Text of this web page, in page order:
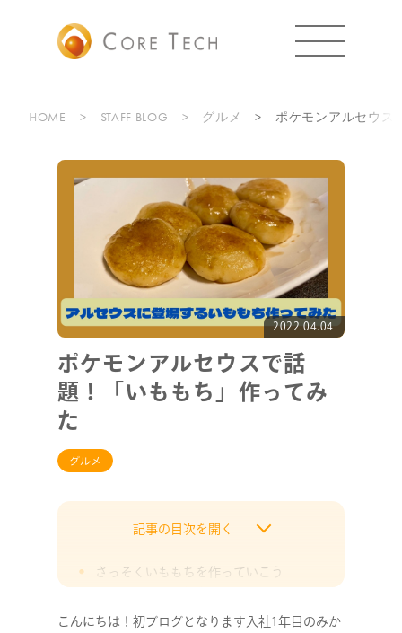
HOME STAFF BLOG グルメ ポケモンアルセウス
2022.04.04
ポケモンアルセウスで話
題！「いももち」作ってみ
た
グルメ
記事の目次を開く
さっそくいももちを作っていこう
2.片栗粉を入れながら混ぜ、耳たぶく
こんにちは！初ブログとなります入社1年目のみか